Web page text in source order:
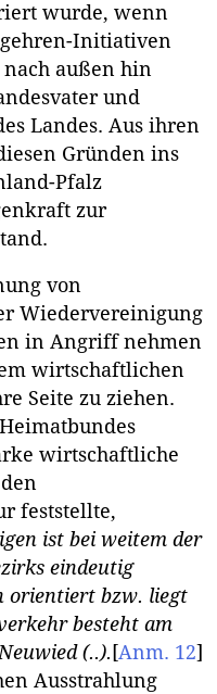
wurde, wenn
Initiativen
nach außen hin
und
Landes. Aus ihren
Gründen ins
Pfalz
zur
von
Wiedervereinigung
in Angriff nehmen
wirtschaftlichen
Seite zu ziehen.
wirtschaftliche
feststellte,
ist bei weitem der
eindeutig
orientiert bzw. liegt
besteht am
(..). [Anm. 12]
Ausstrahlung